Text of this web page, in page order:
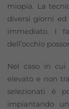
miopia. La
diversi giorni
immediato. I
dell’occhio
Nel caso in
elevato e non
selezionati è
impiantando